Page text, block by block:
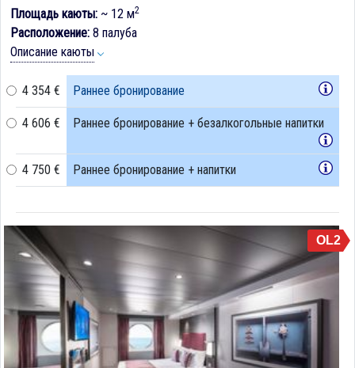
Площадь каюты: ~ 12 м2
Расположение: 8 палуба
Описание каюты
4 354 € Раннее бронирование
4 606 € Раннее бронирование + безалкогольные напитки
4 750 € Раннее бронирование + напитки
OL2